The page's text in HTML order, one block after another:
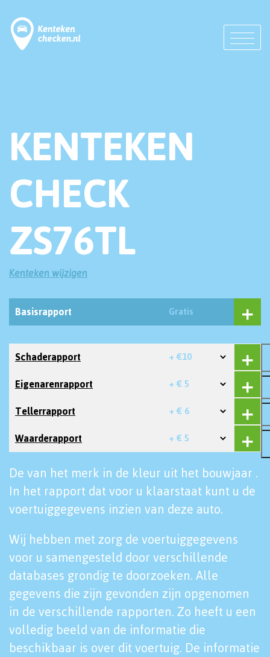
KENTEKEN
CHECK
ZS76TL
Kenteken wijzigen
Basisrapport Gratis
Schaderapport + €10
Eigenarenrapport + € 5
Tellerrapport + € 6
Waarderapport + € 5
De van het merk in de kleur uit het bouwjaar .
In het rapport dat voor u klaarstaat kunt u de
voertuiggegevens inzien van deze auto.
Wij hebben met zorg de voertuiggegevens
voor u samengesteld door verschillende
databases grondig te doorzoeken. Alle
gegevens die zijn gevonden zijn opgenomen
in de verschillende rapporten. Zo heeft u een
volledig beeld van de informatie die
beschikbaar is over dit voertuig. De informatie